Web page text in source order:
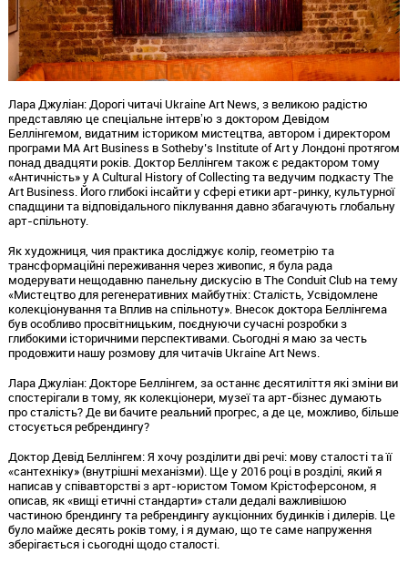
Лара Джуліан:Дорогі читачі Ukraine Art News, з великою радістю
представляю це спеціальне інтервʼю з доктором Девідом
Беллінгемом, видатним істориком мистецтва, автором і директором
програми MA Art Business в Sotheby’s Institute of Art у Лондоні протягом
понад двадцяти років.Доктор Беллінгем також є редактором тому
«Античність» уA Cultural History of Collectingта ведучим подкастуThe
Art Business.Його глибокі інсайти у сфері етики арт-ринку, культурної
спадщини та відповідального піклування давно збагачують глобальну
арт-спільноту.
Як художниця, чия практика досліджує колір, геометрію та
трансформаційні переживання через живопис, я була рада
модерувати нещодавню панельну дискусію в The Conduit Club на тему
«Мистецтво для регенеративних майбутніх:Сталість, Усвідомлене
колекціонування та Вплив на спільноту».Внесок доктора Беллінгема
був особливо просвітницьким, поєднуючи сучасні розробки з
глибокими історичними перспективами.Сьогодні я маю за честь
продовжити нашу розмову для читачів Ukraine Art News.
Лара Джуліан:Докторе Беллінгем, за останнє десятиліття які зміни ви
спостерігали в тому, як колекціонери, музеї та арт-бізнес думають
про сталість?Де ви бачите реальний прогрес, а де це, можливо, більше
стосується ребрендингу?
Доктор Девід Беллінгем:Я хочу розділити дві речі:мову сталості та її
«сантехніку» (внутрішні механізми).Ще у 2016 році в розділі, який я
написав у співавторстві з арт-юристом Томом Крістоферсоном, я
описав, як «вищі етичні стандарти» стали дедалі важливішою
частиною брендингу та ребрендингу аукціонних будинків і дилерів.Це
було майже десять років тому, і я думаю, що те саме напруження
зберігається і сьогодні щодо сталості.